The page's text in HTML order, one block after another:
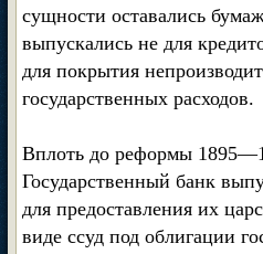
сущности оставались
выпускались не для
для покрытия
государственных расходов.
Вплоть до реформы
Государственный банк
для предоставления их
виде ссуд под облигации